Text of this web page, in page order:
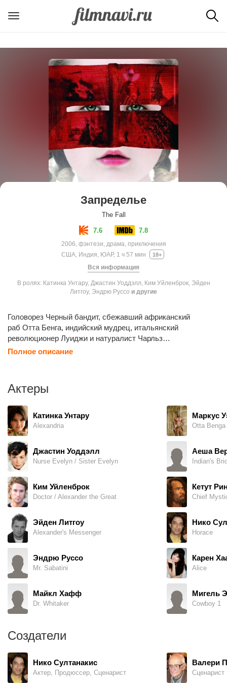
Запределье
The Fall
7.6 7.8
2006, фэнтези, драма, приключения
США, Индия, ЮАР, 1 ч 57 мин
18+
Вся информация
В ролях: Катинка Унтару, Джастин Уоддэлл, Ким Уйленброк, Эйден
Литгоу, Эндрю Руссо и другие
Головорез Черный бандит, сбежавший африканский
раб Отта Бенга, индийский мудрец, итальянский
революционер Луиджи и натуралист Чарльз
Дарвин — герои сказки голливудского каскадера Роя,
что возлюбленная предала его. Он больше не хочет жить
Полное описание
Актеры
Катинка Унтару
Alexandria
Джастин Уоддэлл
Nurse Evelyn / Sister Evelyn
Ким Уйленброк
Doctor / Alexander the Great
Эйден Литгоу
Alexander's Messenger
Эндрю Руссо
Mr. Sabatini
Майкл Хафф
Dr. Whitaker
Маркус
Otta
Аеша
Indian's
Кетут
Chief
Нико
Horace
Карен
Alice
Мигель
Cowboy 1
Создатели
Нико Султанакис
Актер, Продюссер, Сценарист
Валери
Сценарист